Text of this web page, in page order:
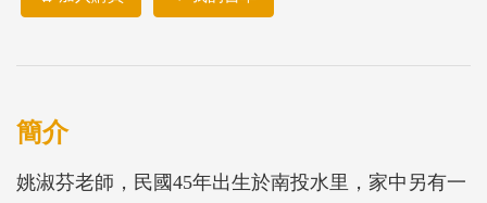
簡介
姚淑芬老師，民國45年出生於南投水里，家中另有一